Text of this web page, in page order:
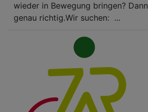
wieder in Bewegung bringen?
genau richtig.Wir suchen: ...